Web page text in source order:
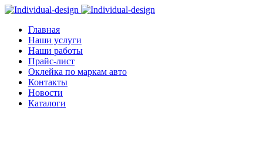
Главная
Наши услуги
Наши работы
Прайс-лист
Оклейка по маркам авто
Контакты
Новости
Каталоги